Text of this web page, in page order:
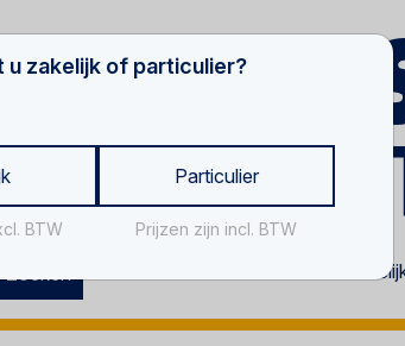
Zoeken
u zakelijk of particulier?
BTW
Particulier
Prijzen zijn incl. BTW